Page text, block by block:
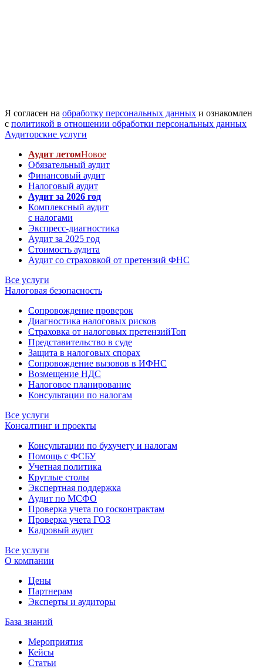
Я согласен на обработку персональных данных и ознакомлен
с политикой в отношении обработки персональных данных
Аудиторские услуги
Аудит летомНовое
Обязательный аудит
Финансовый аудит
Налоговый аудит
Аудит за 2026 год
Комплексный аудит
с налогами
Экспресс-диагностика
Аудит за 2025 год
Стоимость аудита
Аудит со страховкой от претензий ФНС
Все услуги
Налоговая безопасность
Сопровождение проверок
Диагностика налоговых рисков
Страховка от налоговых претензийТоп
Представительство в суде
Защита в налоговых спорах
Сопровождение вызовов в ИФНС
Возмещение НДС
Налоговое планирование
Консультации по налогам
Все услуги
Консалтинг и проекты
Консультации по бухучету и налогам
Помощь с ФСБУ
Учетная политика
Круглые столы
Экспертная поддержка
Аудит по МСФО
Проверка учета по госконтрактам
Проверка учета ГОЗ
Кадровый аудит
Все услуги
О компании
Цены
Партнерам
Эксперты и аудиторы
База знаний
Мероприятия
Кейсы
Статьи